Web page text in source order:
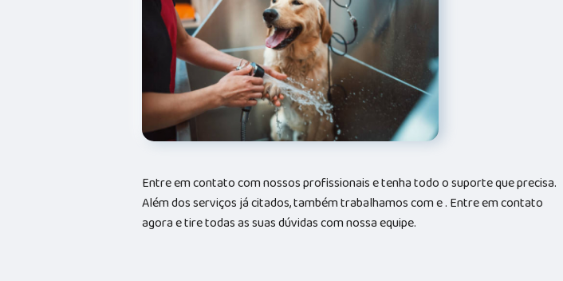
Entre em contato com nossos profissionais e tenha todo o suporte que precisa.
Além dos serviços já citados, também trabalhamos com e . Entre em contato
agora e tire todas as suas dúvidas com nossa equipe.